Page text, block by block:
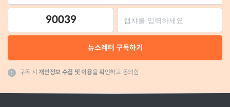
90039
뉴스레터 구독하기
구독 시개인정보 수집 및 이용을 확인하고 동의함